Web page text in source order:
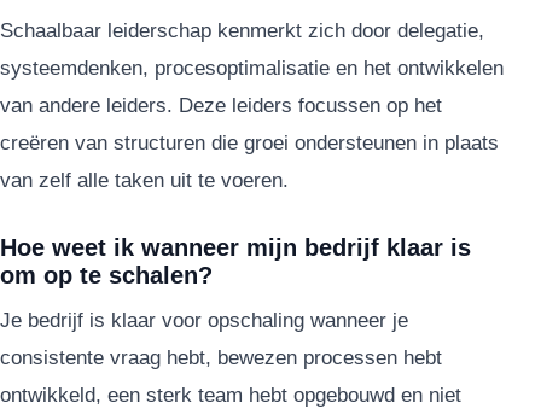
Schaalbaar leiderschap kenmerkt zich door delegatie,
systeemdenken, procesoptimalisatie en het ontwikkelen
van andere leiders. Deze leiders focussen op het
creëren van structuren die groei ondersteunen in plaats
van zelf alle taken uit te voeren.
Hoe weet ik wanneer mijn bedrijf klaar is
om op te schalen?
Je bedrijf is klaar voor opschaling wanneer je
consistente vraag hebt, bewezen processen hebt
ontwikkeld, een sterk team hebt opgebouwd en niet